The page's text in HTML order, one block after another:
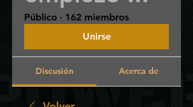
Público · 162 miembros
Unirse
Discusión Acerca de